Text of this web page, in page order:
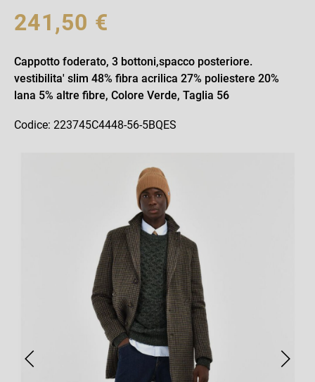
241,50 €
Cappotto foderato, 3 bottoni,spacco posteriore.
vestibilita' slim 48% fibra acrilica 27% poliestere 20%
lana 5% altre fibre, Colore Verde, Taglia 56
Codice: 223745C4448-56-5BQES